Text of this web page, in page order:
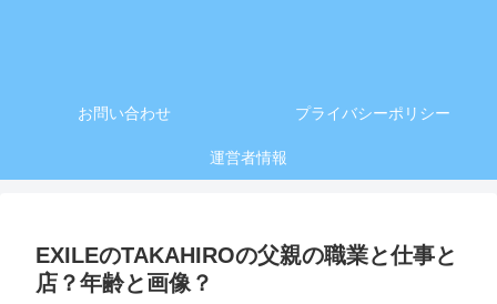
お問い合わせ プライバシーポリシー
運営者情報
EXILEのTAKAHIROの父親の職業と仕事と
店？年齢と画像？